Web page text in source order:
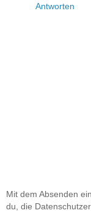
Antworten
Mit dem Absenden
du, die